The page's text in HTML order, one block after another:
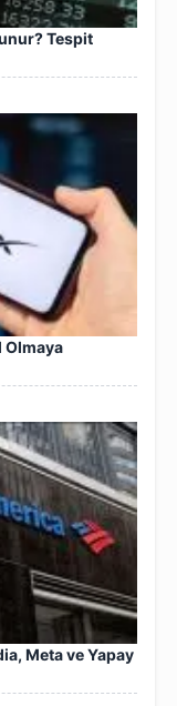
Tespit
Olmaya
Meta ve Yapay